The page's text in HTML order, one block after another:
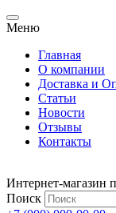
Меню
Главная
О компании
Доставка и
Статьи
Новости
Отзывы
Контакты
Интернет-магазин
Поиск